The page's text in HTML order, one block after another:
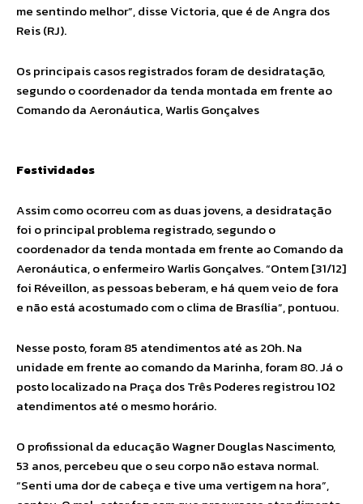
me sentindo melhor”, disse Victoria, que é de Angra dos
Reis (RJ).
Os principais casos registrados foram de desidratação,
segundo o coordenador da tenda montada em frente ao
Comando da Aeronáutica, Warlis Gonçalves
Festividades
Assim como ocorreu com as duas jovens, a desidratação
foi o principal problema registrado, segundo o
coordenador da tenda montada em frente ao Comando da
Aeronáutica, o enfermeiro Warlis Gonçalves. “Ontem [31/12]
foi Réveillon, as pessoas beberam, e há quem veio de fora
e não está acostumado com o clima de Brasília”, pontuou.
Nesse posto, foram 85 atendimentos até as 20h. Na
unidade em frente ao comando da Marinha, foram 80. Já o
posto localizado na Praça dos Três Poderes registrou 102
atendimentos até o mesmo horário.
O profissional da educação Wagner Douglas Nascimento,
53 anos, percebeu que o seu corpo não estava normal.
“Senti uma dor de cabeça e tive uma vertigem na hora”,